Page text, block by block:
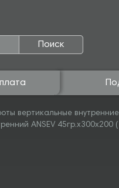
Поиск
вертикальные
ANSEV 45гр.х300х200